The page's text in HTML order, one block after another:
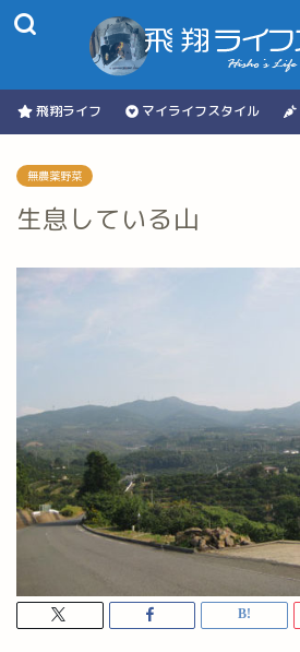
飛翔ライフ マイライフスタイル
無農薬野菜
生息している山